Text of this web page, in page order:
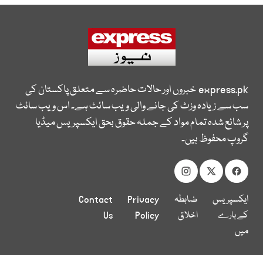
express.pkخبروں اور حالات حاضرہ سے متعلق پاکستان کی
سب سے زیادہ وزٹ کی جانے والی ویب سائٹ ہے۔ اس ویب سائٹ
پر شائع شدہ تمام مواد کے جملہ حقوق بحق ایکسپریس میڈیا
گروپ محفوظ ہیں۔
ایکسپریس
کے بارے
میں
ضابطہ
اخلاق
Privacy
Policy
Contact
Us